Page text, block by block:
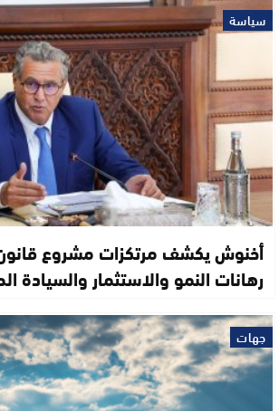
سياسة
رهانات النمو والاستثمار والسيادة
جهات